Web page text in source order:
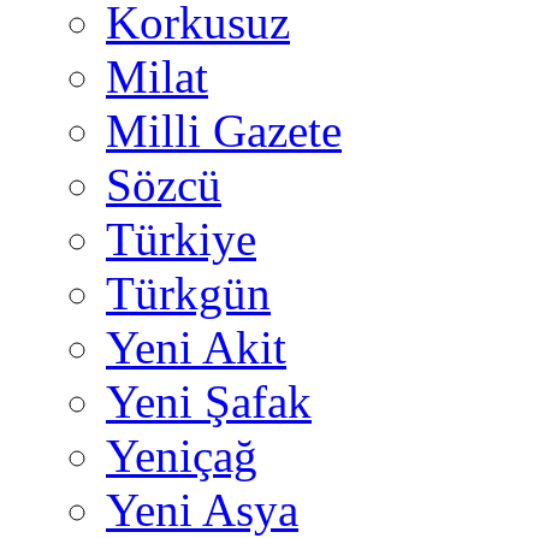
Korkusuz
Milat
Milli Gazete
Sözcü
Türkiye
Türkgün
Yeni Akit
Yeni Şafak
Yeniçağ
Yeni Asya